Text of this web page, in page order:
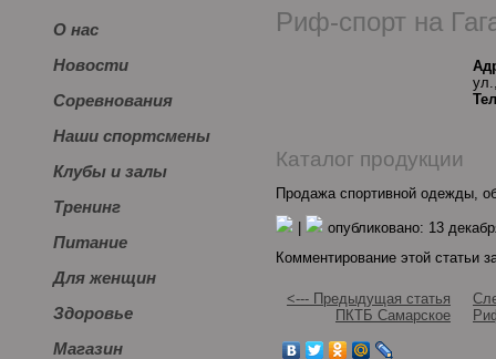
О нас
Новости
Соревнования
Наши спортсмены
Клубы и залы
Тренинг
Питание
Для женщин
Здоровье
Магазин
Риф-спорт на
Каталог продукции
Продажа спортивной одежды,
опубликовано: 13
Комментирование этой статьи
<--- Предыдущая статья
ПКТБ Самарское